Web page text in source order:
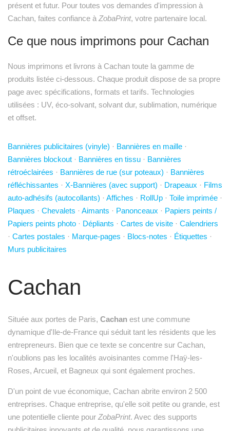
présent et futur. Pour toutes vos demandes d'impression à
Cachan, faites confiance à ZobaPrint, votre partenaire local.
Ce que nous imprimons pour Cachan
Nous imprimons et livrons à Cachan toute la gamme de
produits listée ci-dessous. Chaque produit dispose de sa propre
page avec spécifications, formats et tarifs. Technologies
utilisées : UV, éco-solvant, solvant dur, sublimation, numérique
et offset.
Bannières publicitaires (vinyle) · Bannières en maille ·
Bannières blockout · Bannières en tissu · Bannières
rétroéclairées · Bannières de rue (sur poteaux) · Bannières
réfléchissantes · X-Bannières (avec support) · Drapeaux · Films
auto-adhésifs (autocollants) · Affiches · RollUp · Toile imprimée ·
Plaques · Chevalets · Aimants · Panonceaux · Papiers peints /
Papiers peints photo · Dépliants · Cartes de visite · Calendriers
· Cartes postales · Marque-pages · Blocs-notes · Étiquettes ·
Murs publicitaires
Cachan
Située aux portes de Paris, Cachan est une commune
dynamique d'Ile-de-France qui séduit tant les résidents que les
entrepreneurs. Bien que ce texte se concentre sur Cachan,
n'oublions pas les localités avoisinantes comme l'Haÿ-les-
Roses, Arcueil, et Bagneux qui sont également proches.
D'un point de vue économique, Cachan abrite environ 2 500
entreprises. Chaque entreprise, qu'elle soit petite ou grande, est
une potentielle cliente pour ZobaPrint. Avec des supports